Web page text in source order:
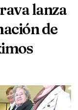
lanza
de